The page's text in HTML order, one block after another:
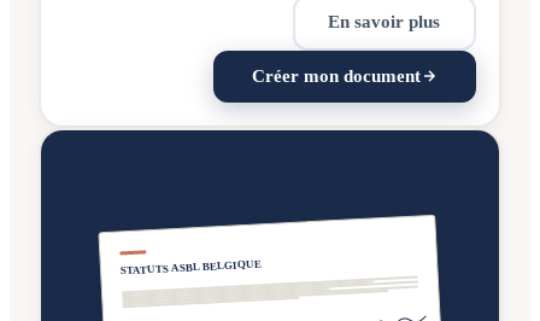
En savoir plus
Créer mon document
STATUTS ASBL BELGIQUE